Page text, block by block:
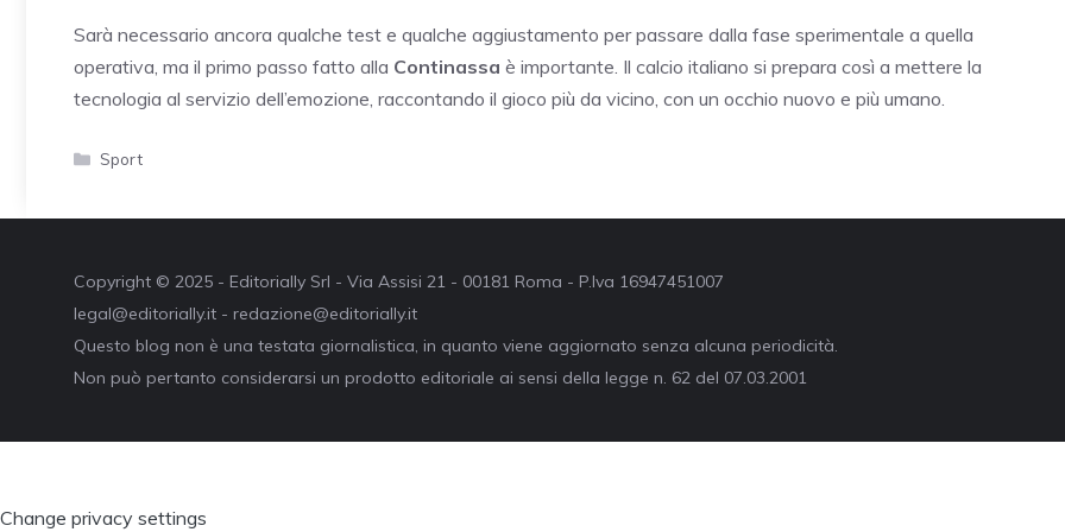
Sarà necessario ancora qualche test e qualche aggiustamento per passare dalla fase sperimentale a quella
operativa, ma il primo passo fatto alla Continassa è importante. Il calcio italiano si prepara così a mettere la
tecnologia al servizio dell’emozione, raccontando il gioco più da vicino, con un occhio nuovo e più umano.
Categorie
Sport
Copyright © 2025 - Editorially Srl - Via Assisi 21 - 00181 Roma - P.Iva 16947451007
legal@editorially.it - redazione@editorially.it
Questo blog non è una testata giornalistica, in quanto viene aggiornato senza alcuna periodicità.
Non può pertanto considerarsi un prodotto editoriale ai sensi della legge n. 62 del 07.03.2001
Change privacy settings